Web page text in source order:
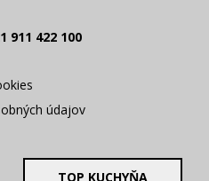
911 422 100
údajov
TOP KUCHYŇA